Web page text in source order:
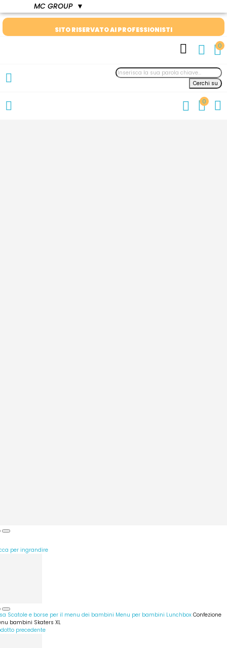
MC GROUP ▼
SITO RISERVATO AI PROFESSIONISTI
0
Cerchi su
0
per ingrandire
Scatole e borse per il menu dei bambini Menu per bambini Lunchbox Confezione
bambini Skaters XL
precedente